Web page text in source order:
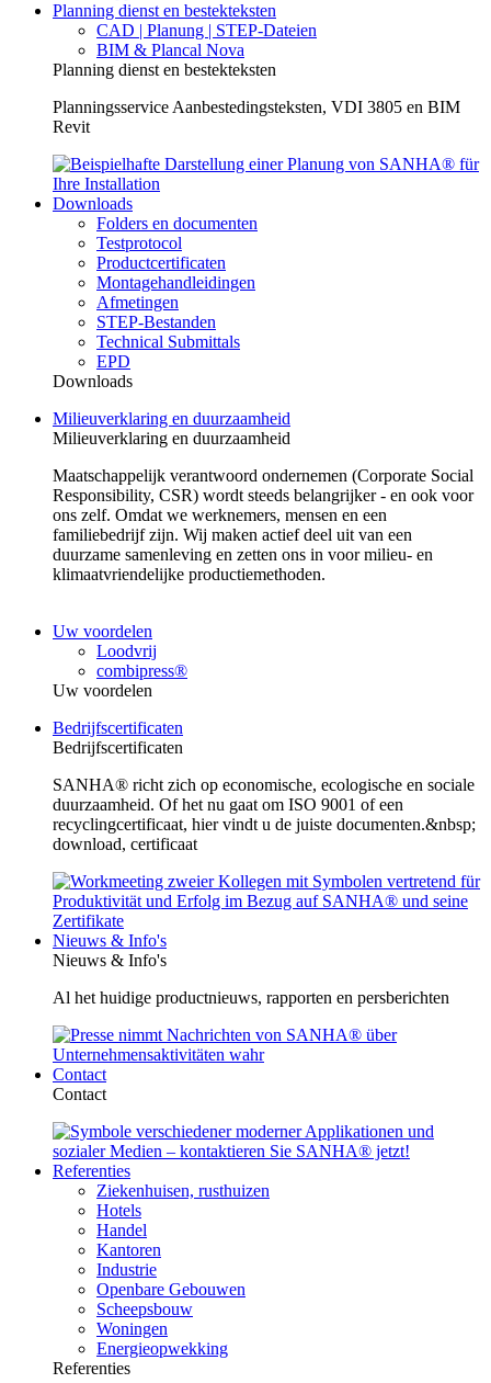
Planning dienst en bestekteksten
CAD | Planung | STEP-Dateien
BIM & Plancal Nova
Planning dienst en bestekteksten
Planningsservice Aanbestedingsteksten, VDI 3805 en BIM
Revit
Downloads
Folders en documenten
Testprotocol
Productcertificaten
Montagehandleidingen
Afmetingen
STEP-Bestanden
Technical Submittals
EPD
Downloads
Milieuverklaring en duurzaamheid
Milieuverklaring en duurzaamheid
Maatschappelijk verantwoord ondernemen (Corporate Social
Responsibility, CSR) wordt steeds belangrijker - en ook voor
ons zelf. Omdat we werknemers, mensen en een
familiebedrijf zijn. Wij maken actief deel uit van een
duurzame samenleving en zetten ons in voor milieu- en
klimaatvriendelijke productiemethoden.
Uw voordelen
Loodvrij
combipress®
Uw voordelen
Bedrijfscertificaten
Bedrijfscertificaten
SANHA® richt zich op economische, ecologische en sociale
duurzaamheid. Of het nu gaat om ISO 9001 of een
recyclingcertificaat, hier vindt u de juiste documenten.&nbsp;
download, certificaat
Nieuws & Info's
Nieuws & Info's
Al het huidige productnieuws, rapporten en persberichten
Contact
Contact
Referenties
Ziekenhuisen, rusthuizen
Hotels
Handel
Kantoren
Industrie
Openbare Gebouwen
Scheepsbouw
Woningen
Energieopwekking
Referenties